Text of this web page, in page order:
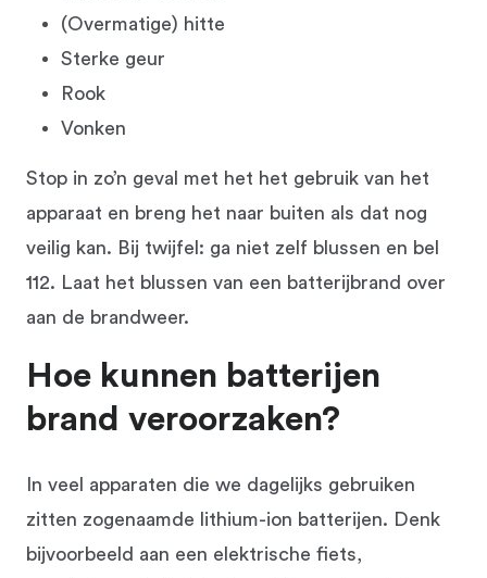
(Overmatige) hitte
Sterke geur
Rook
Vonken
Stop in zo’n geval met het het gebruik van het
apparaat en breng het naar buiten als dat nog
veilig kan. Bij twijfel: ga niet zelf blussen en bel
112. Laat het blussen van een batterijbrand over
aan de brandweer.
Hoe kunnen batterijen
brand veroorzaken?
In veel apparaten die we dagelijks gebruiken
zitten zogenaamde lithium-ion batterijen. Denk
bijvoorbeeld aan een elektrische fiets,